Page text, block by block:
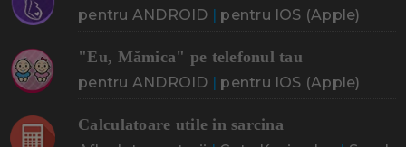
pentru ANDROID | pentru IOS (Apple)
"Eu, Mămica" pe telefonul tau
pentru ANDROID | pentru IOS (Apple)
Calculatoare utile in sarcina